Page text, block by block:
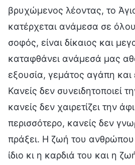
βρυχώμενος λέοντας, το
κατέρχεται ανάμεσα σε
σοφός, είναι δίκαιος και
καταφθάνει ανάμεσά μας
εξουσία, γεμάτος αγάπη και
Κανείς δεν συνειδητοποιεί
κανείς δεν χαιρετίζει την
περισσότερο, κανείς δεν
πράξει. Η ζωή του ανθρώπου
ίδιο κι η καρδιά του και η